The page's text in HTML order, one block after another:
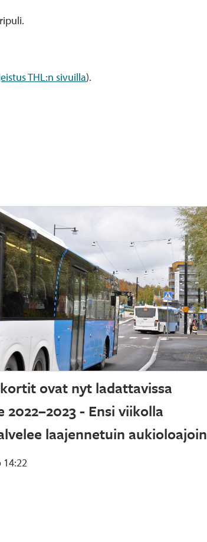
THL:n sivuilla).
ovat nyt ladattavissa
2022–2023 - Ensi viikolla
laajennetuin aukioloajoin
14:22